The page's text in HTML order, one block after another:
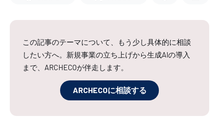
この記事のテーマについて、もう少し具体的に相談
したい方へ。新規事業の立ち上げから生成AIの導入
まで、ARCHECOが伴走します。
ARCHECOに相談する